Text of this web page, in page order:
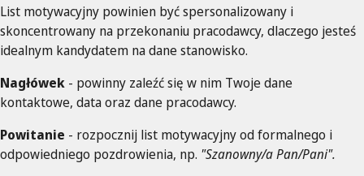
List motywacyjny powinien być spersonalizowany i
skoncentrowany na przekonaniu pracodawcy, dlaczego jesteś
idealnym kandydatem na dane stanowisko.
Nagłówek - powinny zaleźć się w nim Twoje dane
kontaktowe, data oraz dane pracodawcy.
Powitanie - rozpocznij list motywacyjny od formalnego i
odpowiedniego pozdrowienia, np. "Szanowny/a Pan/Pani".